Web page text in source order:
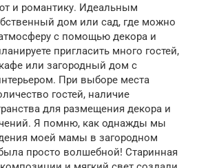
и романтику. Идеальным
дом или сад, где можно
с помощью декора и
пригласить много гостей,
или загородный дом с
При выборе места
гостей, наличие
для размещения декора и
Я помню, как однажды мы
моей мамы в загородном
просто волшебной! Старинная